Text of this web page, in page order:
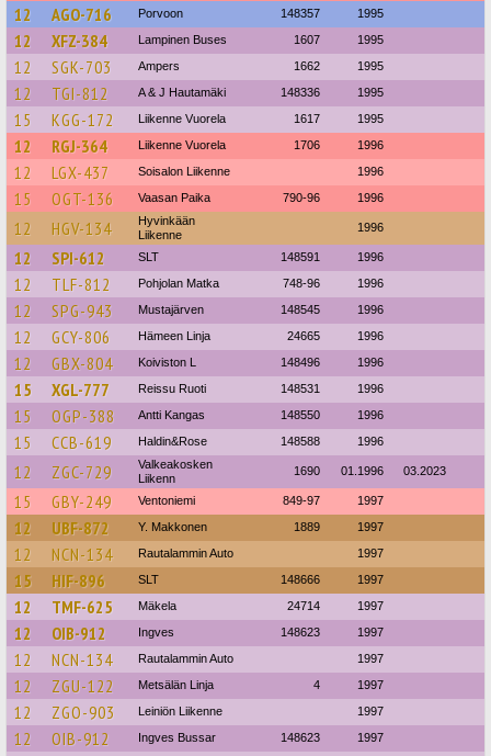
12 AGO-716 Porvoon 148357 1995
12 XFZ-384 Lampinen Buses 1607 1995
12 SGK-703 Ampers 1662 1995
12 TGI-812 A & J Hautamäki 148336 1995
15 KGG-172 Liikenne Vuorela 1617 1995
12 RGJ-364 Liikenne Vuorela 1706 1996
12 LGX-437 Soisalon Liikenne 1996
15 OGT-136 Vaasan Paika 790-96 1996
12 HGV-134
Hyvinkään
Liikenne
1996
12 SPI-612 SLT 148591 1996
12 TLF-812 Pohjolan Matka 748-96 1996
12 SPG-943 Mustajärven 148545 1996
12 GCY-806 Hämeen Linja 24665 1996
12 GBX-804 Koiviston L 148496 1996
15 XGL-777 Reissu Ruoti 148531 1996
15 OGP-388 Antti Kangas 148550 1996
15 CCB-619 Haldin&Rose 148588 1996
12 ZGC-729
Valkeakosken
Liikenn
1690 01.1996 03.2023
15 GBY-249 Ventoniemi 849-97 1997
12 UBF-872 Y. Makkonen 1889 1997
12 NCN-134 Rautalammin Auto 1997
15 HIF-896 SLT 148666 1997
12 TMF-625 Mäkela 24714 1997
12 OIB-912 Ingves 148623 1997
12 NCN-134 Rautalammin Auto 1997
12 ZGU-122 Metsälän Linja 4 1997
12 ZGO-903 Leiniön Liikenne 1997
12 OIB-912 Ingves Bussar 148623 1997